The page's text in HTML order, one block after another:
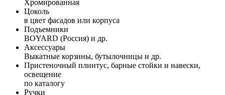
Хромированная
Цоколь
в цвет фасадов или корпуса
Подъемники
BOYARD (Россия) и др.
Аксессуары
Выкатные корзины, бутылочницы и др.
Пристеночный плинтус, барные стойки и навески,
освещение
по каталогу
Ручки